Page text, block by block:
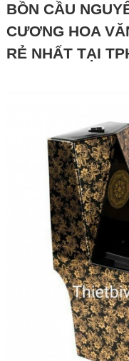
BỒN CẦU
CƯƠNG HOA
RẺ NHẤT TẠI